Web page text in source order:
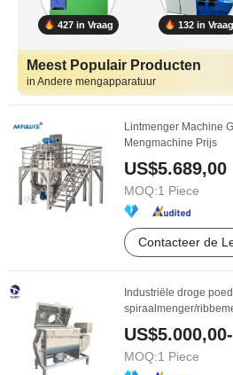
427 in Vraag 132 in Vraag
Meest Populair Producten
in Andere mengapparatuur
Lintmenger Machine
Mengmachine Prijs
US$5.689,00
MOQ:1 Piece
Contacteer de
Industriële droge
spiraalmenger/
MOQ:1 Piece